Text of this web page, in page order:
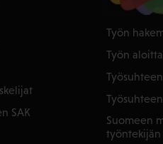
SAK
Työn
Työn
Suomeen
työntekijän